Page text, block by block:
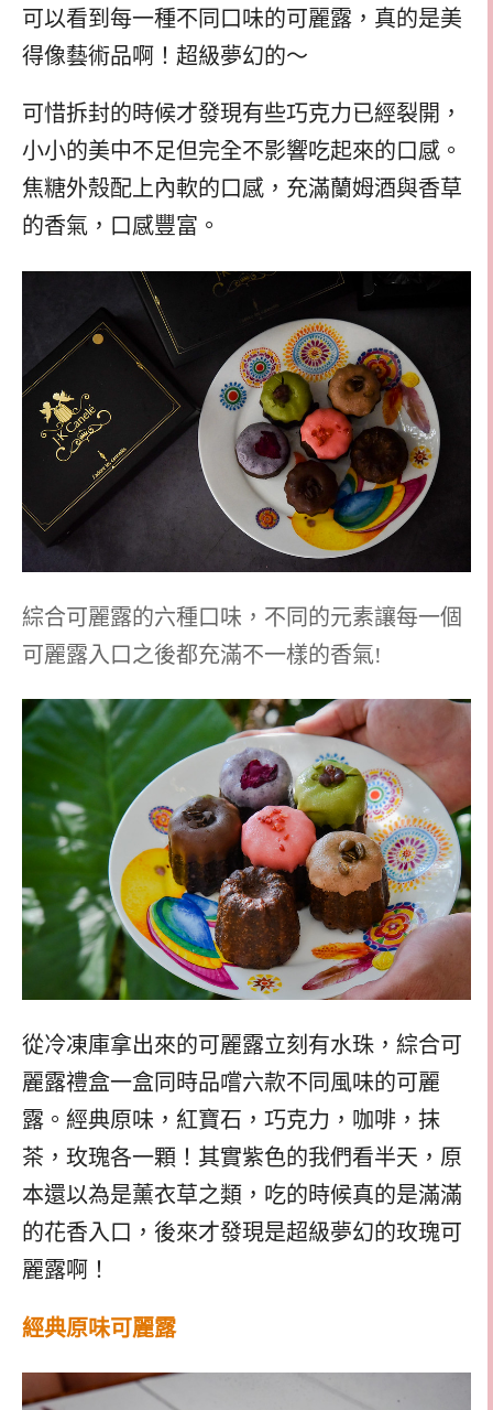
可以看到每一種不同口味的可麗露，真的是美
得像藝術品啊！超級夢幻的～
可惜拆封的時候才發現有些巧克力已經裂開，
小小的美中不足但完全不影響吃起來的口感。
焦糖外殼配上內軟的口感，充滿蘭姆酒與香草
的香氣，口感豐富。
綜合可麗露的六種口味，不同的元素讓每一個
可麗露入口之後都充滿不一樣的香氣!
從冷凍庫拿出來的可麗露立刻有水珠，綜合可
麗露禮盒一盒同時品嚐六款不同風味的可麗
露。經典原味，紅寶石，巧克力，咖啡，抹
茶，玫瑰各一顆！其實紫色的我們看半天，原
本還以為是薰衣草之類，吃的時候真的是滿滿
的花香入口，後來才發現是超級夢幻的玫瑰可
麗露啊！
經典原味可麗露